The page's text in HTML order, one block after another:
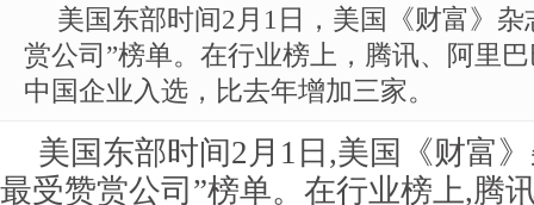
美国东部时间2月1日，美国《财富》
赏公司”榜单。在行业榜上，腾讯、阿里
中国企业入选，比去年增加三家。
美国东部时间2月1日,美国《财富
最受赞赏公司”榜单。在行业榜上,腾